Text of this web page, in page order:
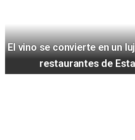
El vino se convierte en un
restaurantes de